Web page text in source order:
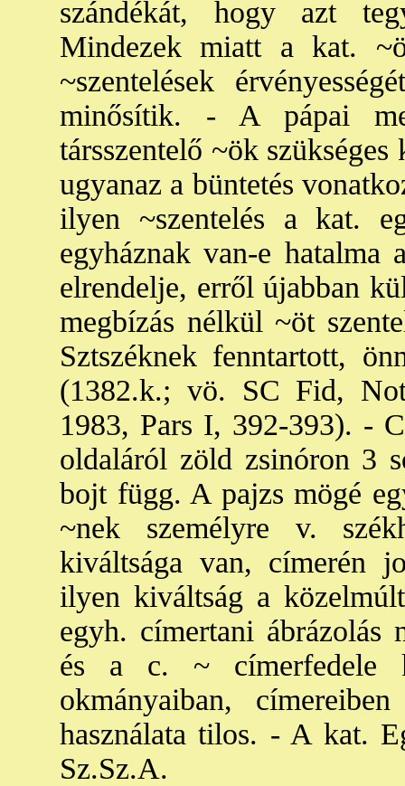
szándékát, hogy azt
Mindezek miatt a kat.
~szentelések
minősítik. - A pápai
társszentelő ~ök
ugyanaz a büntetés
ilyen ~szentelés a kat.
egyháznak van-e hatalma
elrendelje, erről újabban
megbízás nélkül ~öt
Sztszéknek fenntartott,
(1382.k.; vö. SC Fid,
1983, Pars I, 392-393). -
oldaláról zöld zsinóron 3
bojt függ. A pajzs mögé
~nek személyre v.
kiváltsága van, címerén
ilyen kiváltság a
egyh. címertani ábrázolás
és a c. ~
okmányaiban,
használata tilos. - A kat.
Sz.Sz.A.